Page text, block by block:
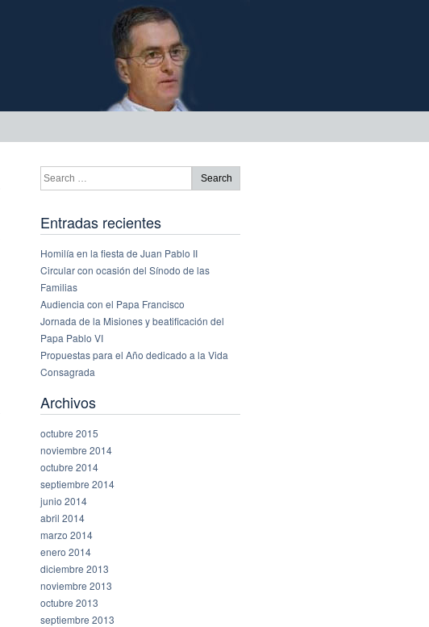
Entradas recientes
Homilía en la fiesta de Juan Pablo II
Circular con ocasión del Sínodo de las
Familias
Audiencia con el Papa Francisco
Jornada de la Misiones y beatificación del
Papa Pablo VI
Propuestas para el Año dedicado a la Vida
Consagrada
Archivos
octubre 2015
noviembre 2014
octubre 2014
septiembre 2014
junio 2014
abril 2014
marzo 2014
enero 2014
diciembre 2013
noviembre 2013
octubre 2013
septiembre 2013